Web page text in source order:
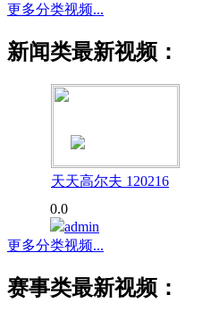
更多分类视频...
新闻类最新视频：
天天高尔夫 120216
0.0
admin
更多分类视频...
赛事类最新视频：